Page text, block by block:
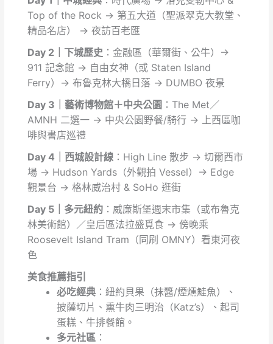
Top of the Rock → 第五大道（聖派翠克大教堂、
精品名店） → 夜訪百老匯
Day 2｜下城歷史 ：金融區（華爾街、公牛）→
911 記念館 → 自由女神（或 Staten Island
Ferry）→ 布魯克林大橋日落 → DUMBO 夜景
Day 3｜藝術博物館＋中央公園 ：The Met／
AMNH 二選一 → 中央公園野餐/騎行 → 上西區咖
啡與書店巡禮
Day 4｜西城設計線 ：High Line 散步 → 切爾西市
場 → Hudson Yards（外觀拍 Vessel）→ Edge
觀景台 → 格林威治村 & SoHo 逛街
Day 5｜多元紐約 ：威廉斯堡週末市集（或布魯克
林美術館）／皇后區法拉盛覓食 → 傍晚乘
Roosevelt Island Tram（同刷 OMNY）看東河夜
色
美食推薦指引
必吃經典 ：紐約貝果（抹醬/煙燻鮭魚）、
披薩切片、熏牛肉三明治（Katz’s）、起司
蛋糕、牛排餐館。
多元社區 ：